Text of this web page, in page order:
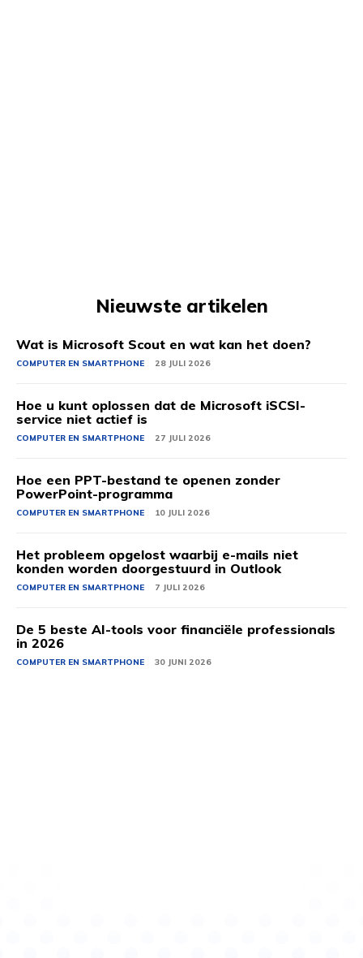
Nieuwste artikelen
Wat is Microsoft Scout en wat kan het doen?
COMPUTER EN SMARTPHONE 28 JULI 2026
Hoe u kunt oplossen dat de Microsoft iSCSI-
service niet actief is
COMPUTER EN SMARTPHONE 27 JULI 2026
Hoe een PPT-bestand te openen zonder
PowerPoint-programma
COMPUTER EN SMARTPHONE 10 JULI 2026
Het probleem opgelost waarbij e-mails niet
konden worden doorgestuurd in Outlook
COMPUTER EN SMARTPHONE 7 JULI 2026
De 5 beste AI-tools voor financiële professionals
in 2026
COMPUTER EN SMARTPHONE 30 JUNI 2026